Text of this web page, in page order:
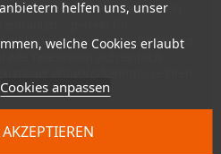
helfen uns, unser
welche Cookies erlaubt
Cookies anpassen
Auch ein IR-Fenster und ein
– perfekt für
mal etwas kaputt geht. Das Beste
Teile lassen sich einfach